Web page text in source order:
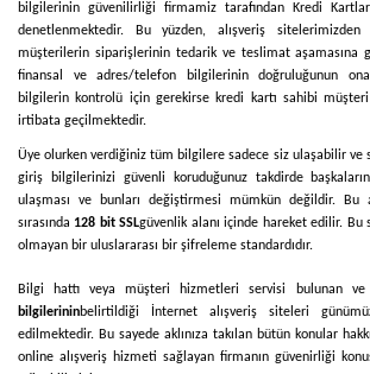
bilgilerinin güvenilirliği firmamiz tarafından Kredi Kartları
denetlenmektedir. Bu yüzden, alışveriş
müşterilerin siparişlerinin tedarik ve teslimat aşamasına
finansal ve adres/telefon bilgilerinin doğruluğunun
bilgilerin kontrolü için gerekirse kredi kartı sahibi
irtibata geçilmektedir.
Üye olurken verdiğiniz tüm bilgilere sadece siz ulaşabilir ve
giriş bilgilerinizi güvenli koruduğunuz takdirde
ulaşması ve bunları değiştirmesi mümkün değildir. Bu
sırasında 128 bit SSLgüvenlik alanı içinde hareket edilir. Bu
olmayan bir uluslararası bir şifreleme standardıdır.
Bilgi hattı veya müşteri hizmetleri servisi bulunan ve
bilgilerininbelirtildiği İnternet alışveriş siteleri
edilmektedir. Bu sayede aklınıza takılan bütün konular
online alışveriş hizmeti sağlayan firmanın güvenirliği